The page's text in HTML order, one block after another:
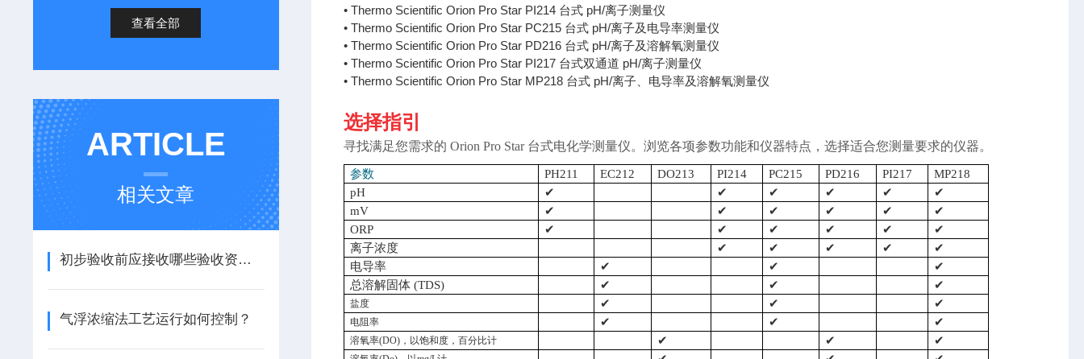
查看全部
ARTICLE
相关文章
初步验收前应接收哪些验收资料、文件？
气浮浓缩法工艺运行如何控制？
• Thermo Scientific Orion Pro Star PI214 台式 pH/离子测量仪
• Thermo Scientific Orion Pro Star PC215 台式 pH/离子及电导率测量仪
• Thermo Scientific Orion Pro Star PD216 台式 pH/离子及溶解氧测量仪
• Thermo Scientific Orion Pro Star PI217 台式双通道 pH/离子测量仪
• Thermo Scientific Orion Pro Star MP218 台式 pH/离子、电导率及溶解氧测量仪
选择指引
寻找满足您需求的 Orion Pro Star 台式电化学测量仪。浏览各项参数功能和仪器特点，选择适合您测量要求的仪器。
参数 PH211 EC212 DO213 PI214 PC215 PD216 PI217
MP218
pH
✔ ✔ ✔ ✔ ✔
✔
mV
✔ ✔ ✔ ✔ ✔
✔
ORP
✔ ✔ ✔ ✔ ✔
✔
离子浓度
✔ ✔ ✔ ✔
✔
电导率
✔ ✔
✔
总溶解固体 (TDS)
✔ ✔ ✔
盐度 ✔ ✔ ✔
电阻率 ✔ ✔ ✔
溶氧率(DO)，以饱和度， 百分比计 ✔ ✔ ✔